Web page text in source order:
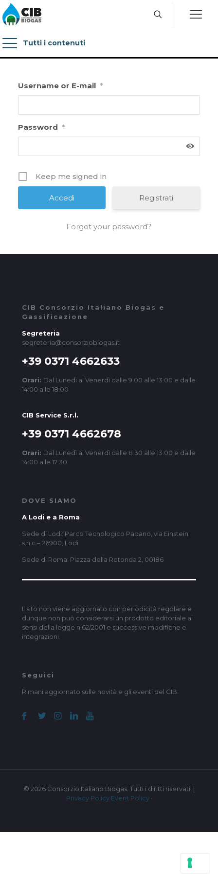
Tutti i contenuti
Username or E-mail *
Password *
Keep me signed in
Registrati
Forgot your password?
CIB Consorzio Italiano Biogas e
Gassificazione
Segreteria
segreteria@consorziobiogas.it
+39 0371 4662633
Orari: Dal Lunedì al Venerdì dalle 9:00 alle 13:00 e dalle
14:00 alle 18:00
CIB Service S.r.l.
+39 0371 4662678
Orari: Dal Lunedì al Venerdì dalle 8:30 alle 13:00 e dalle
14:00 alle 17:30
DOVE SIAMO
A Lodi e a Roma
Sede di Lodi: Parco Tecnologico Padano, via Einstein
s.n.c – 26900, Lodi
Sede di Roma: Piazza della Rotonda 2, 00186
Il sito non viene aggiornato con periodicità regolare e
dunque non può considerarsi un prodotto editoriale ai
sensi della legge n.62/2001 e successive modifiche e
integrazioni.
Seguici
Rimani aggiornato sulle novità e gli eventi del CIB:
© 2026 Consorzio Italiano Biogas. Tutti i diritti riservati. |
Privacy Policy Event Policy·